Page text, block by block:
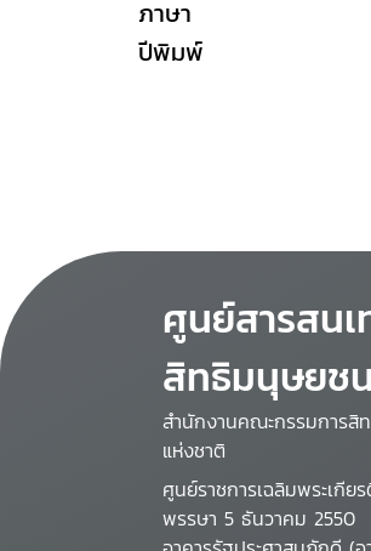
ภาษา
ปีพิมพ์
ศูนย์สารสน
สิทธิมนุษยชน
สำนักงานคณะกรรมการสิ
แห่งชาติ
ศูนย์ราชการเฉลิมพระเกีย
พรรษา 5 ธันวาคม 2550